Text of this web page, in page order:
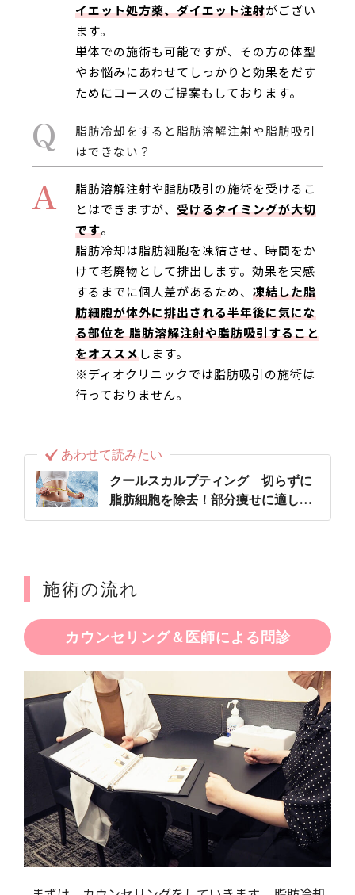
イエット処方薬、ダイエット注射がござい
ます。
単体での施術も可能ですが、その方の体型
やお悩みにあわせてしっかりと効果をだす
ためにコースのご提案もしております。
Q
脂肪冷却をすると脂肪溶解注射や脂肪吸引
はできない？
A
脂肪溶解注射や脂肪吸引の施術を受けるこ
とはできますが、受けるタイミングが大切
です。
脂肪冷却は脂肪細胞を凍結させ、時間をか
けて老廃物として排出します。効果を実感
するまでに個人差があるため、凍結した脂
肪細胞が体外に排出される半年後に気にな
る部位を 脂肪溶解注射や脂肪吸引すること
をオススメします。
※ディオクリニックでは脂肪吸引の施術は
行っておりません。
あわせて読みたい
クールスカルプティング 切らずに
脂肪細胞を除去！部分痩せに適した
医療痩身
施術の流れ
カウンセリング＆医師による問診